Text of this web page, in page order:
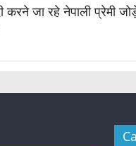
करने जा रहे नेपाली प्रेमी